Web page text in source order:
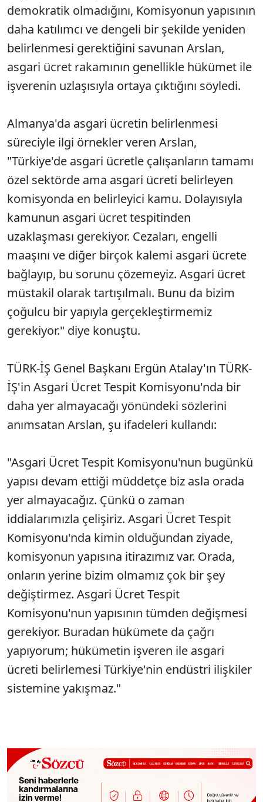
demokratik olmadığını, Komisyonun yapısının
daha katılımcı ve dengeli bir şekilde yeniden
belirlenmesi gerektiğini savunan Arslan,
asgari ücret rakamının genellikle hükümet ile
işverenin uzlaşısıyla ortaya çıktığını söyledi.
Almanya'da asgari ücretin belirlenmesi
süreciyle ilgi örnekler veren Arslan,
"Türkiye'de asgari ücretle çalışanların tamamı
özel sektörde ama asgari ücreti belirleyen
komisyonda en belirleyici kamu. Dolayısıyla
kamunun asgari ücret tespitinden
uzaklaşması gerekiyor. Cezaları, engelli
maaşını ve diğer birçok kalemi asgari ücrete
bağlayıp, bu sorunu çözemeyiz. Asgari ücret
müstakil olarak tartışılmalı. Bunu da bizim
çoğulcu bir yapıyla gerçekleştirmemiz
gerekiyor." diye konuştu.
TÜRK-İŞ Genel Başkanı Ergün Atalay'ın TÜRK-
İŞ'in Asgari Ücret Tespit Komisyonu'nda bir
daha yer almayacağı yönündeki sözlerini
anımsatan Arslan, şu ifadeleri kullandı:
"Asgari Ücret Tespit Komisyonu'nun bugünkü
yapısı devam ettiği müddetçe biz asla orada
yer almayacağız. Çünkü o zaman
iddialarımızla çelişiriz. Asgari Ücret Tespit
Komisyonu'nda kimin olduğundan ziyade,
komisyonun yapısına itirazımız var. Orada,
onların yerine bizim olmamız çok bir şey
değiştirmez. Asgari Ücret Tespit
Komisyonu'nun yapısının tümden değişmesi
gerekiyor. Buradan hükümete da çağrı
yapıyorum; hükümetin işveren ile asgari
ücreti belirlemesi Türkiye'nin endüstri ilişkiler
sistemine yakışmaz."